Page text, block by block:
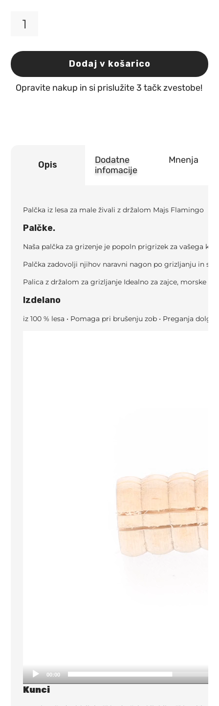
lesa
za
male
živali
Dodaj v košarico
Opravite nakup in si prislužite 3 tačk zvestobe!
Opis
Dodatne
infomacije
Mnenja
Palčka iz lesa za male živali z držalom Majs Flamingo
Palčke.
Naša palčka za grizenje je popoln prigrizek za vašega
Palčka zadovolji njihov naravni nagon po grizljanju in
Palica z držalom za grizljanje Idealno za zajce, morske
Izdelano
iz 100 % lesa • Pomaga pri brušenju zob • Preganja
00:00
Kunci